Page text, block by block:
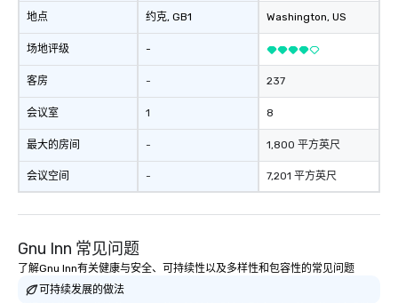
地点
场地评级
客房
会议室
最大的房间
会议空间
约克, GB1
-
-
1
-
-
Washington, US
237
8
1,800 平方英尺
7,201 平方英尺
Gnu Inn 常见问题
了解Gnu Inn有关健康与安全、可持续性以及多样性和包容性的常见问题
可持续发展的做法